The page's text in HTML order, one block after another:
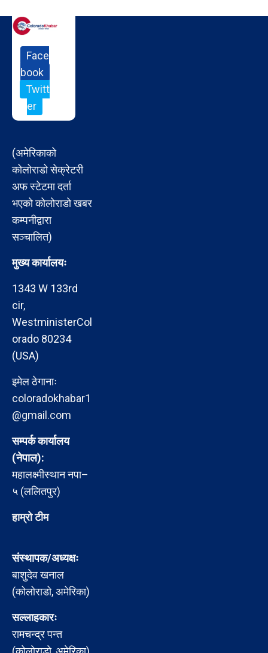
Face
book
Twitt
er
(अमेरिकाको
कोलोराडो सेक्रेटरी
अफ स्टेटमा दर्ता
भएको कोलोराडो खबर
कम्पनीद्वारा
सञ्चालित)
मुख्य कार्यालयः
1343 W 133rd
cir,
WestministerCol
orado 80234
(USA)
इमेल ठेगानाः
coloradokhabar1
@gmail.com
सम्पर्क कार्यालय
(नेपाल):
महालक्ष्मीस्थान नपा–
५ (ललितपुर)
हाम्रो टीम
संस्थापक/अध्यक्षः
बाशुदेव खनाल
(कोलोराडो, अमेरिका)
सल्लाहकारः
रामचन्द्र पन्त